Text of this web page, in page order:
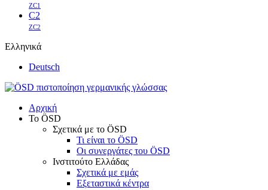
ZC1
C2
ZC2
Ελληνικά
Deutsch
Αρχική
Το ÖSD
Σχετικά με το ÖSD
Τι είναι το ÖSD
Οι συνεργάτες του ÖSD
Ινστιτούτο Ελλάδας
Σχετικά με εμάς
Εξεταστικά κέντρα